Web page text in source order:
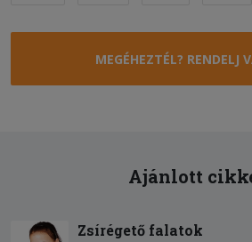
MEGÉHEZTÉL? RENDELJ
Ajánlott
Zsírégető falatok